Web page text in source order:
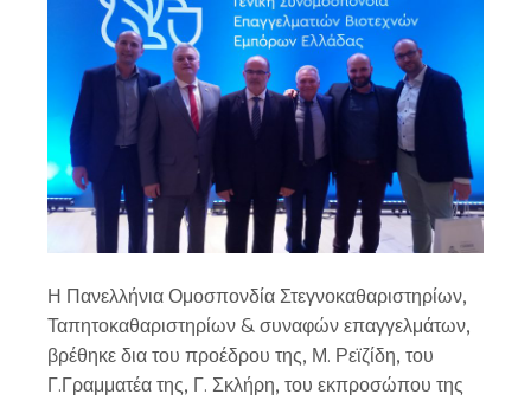
Η Πανελλήνια Ομοσπονδία Στεγνοκαθαριστηρίων,
Ταπητοκαθαριστηρίων & συναφών επαγγελμάτων,
βρέθηκε δια του προέδρου της, Μ. Ρεϊζίδη, του
Γ.Γραμματέα της, Γ. Σκλήρη, του εκπροσώπου της